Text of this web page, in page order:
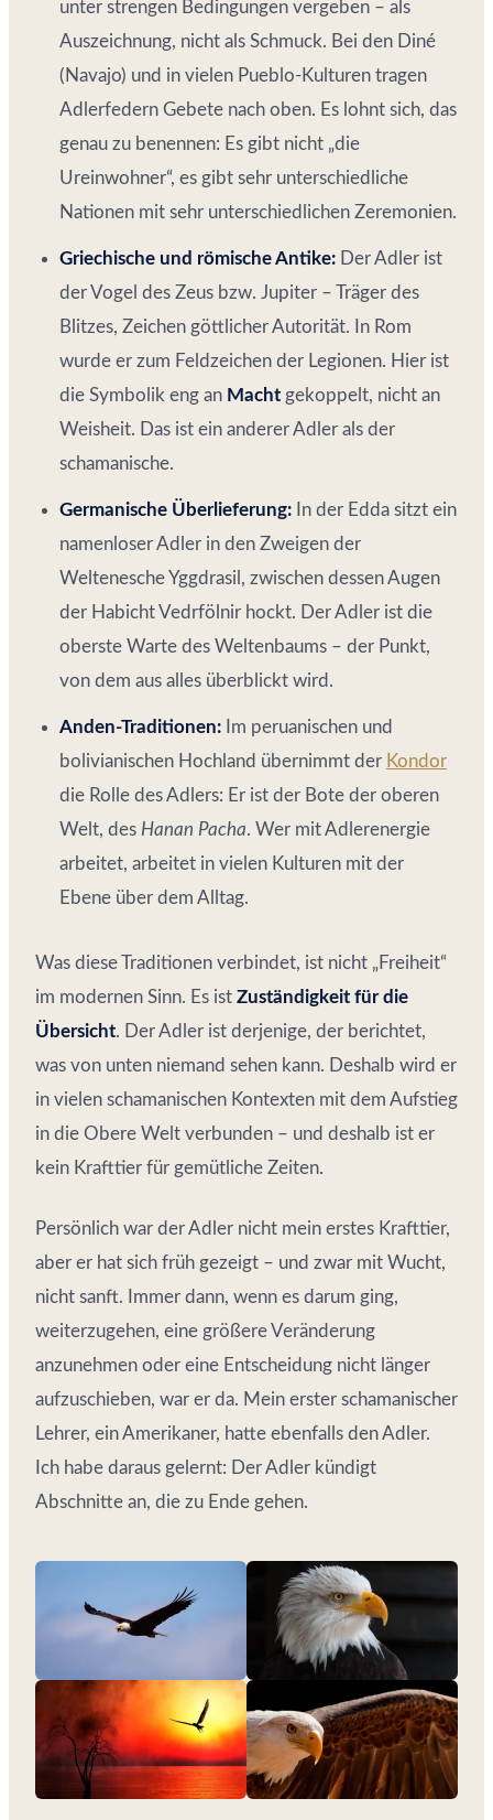
unter strengen Bedingungen vergeben – als
Auszeichnung, nicht als Schmuck. Bei den Diné
(Navajo) und in vielen Pueblo-Kulturen tragen
Adlerfedern Gebete nach oben. Es lohnt sich, das
genau zu benennen: Es gibt nicht „die
Ureinwohner“, es gibt sehr unterschiedliche
Nationen mit sehr unterschiedlichen Zeremonien.
Griechische und römische Antike: Der Adler ist
der Vogel des Zeus bzw. Jupiter – Träger des
Blitzes, Zeichen göttlicher Autorität. In Rom
wurde er zum Feldzeichen der Legionen. Hier ist
die Symbolik eng an Macht gekoppelt, nicht an
Weisheit. Das ist ein anderer Adler als der
schamanische.
Germanische Überlieferung: In der Edda sitzt ein
namenloser Adler in den Zweigen der
Weltenesche Yggdrasil, zwischen dessen Augen
der Habicht Vedrfölnir hockt. Der Adler ist die
oberste Warte des Weltenbaums – der Punkt,
von dem aus alles überblickt wird.
Anden-Traditionen: Im peruanischen und
bolivianischen Hochland übernimmt der Kondor
die Rolle des Adlers: Er ist der Bote der oberen
Welt, des Hanan Pacha. Wer mit Adlerenergie
arbeitet, arbeitet in vielen Kulturen mit der
Ebene über dem Alltag.
Was diese Traditionen verbindet, ist nicht „Freiheit“
im modernen Sinn. Es ist Zuständigkeit für die
Übersicht. Der Adler ist derjenige, der berichtet,
was von unten niemand sehen kann. Deshalb wird er
in vielen schamanischen Kontexten mit dem Aufstieg
in die Obere Welt verbunden – und deshalb ist er
kein Krafttier für gemütliche Zeiten.
Persönlich war der Adler nicht mein erstes Krafttier,
aber er hat sich früh gezeigt – und zwar mit Wucht,
nicht sanft. Immer dann, wenn es darum ging,
weiterzugehen, eine größere Veränderung
anzunehmen oder eine Entscheidung nicht länger
aufzuschieben, war er da. Mein erster schamanischer
Lehrer, ein Amerikaner, hatte ebenfalls den Adler.
Ich habe daraus gelernt: Der Adler kündigt
Abschnitte an, die zu Ende gehen.